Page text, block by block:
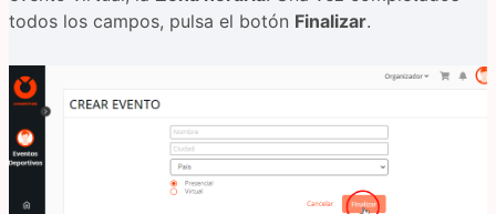
todos los campos, pulsa el botón Finalizar.